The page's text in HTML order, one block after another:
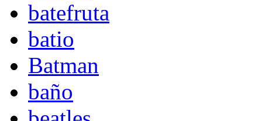
batefruta
batio
Batman
baño